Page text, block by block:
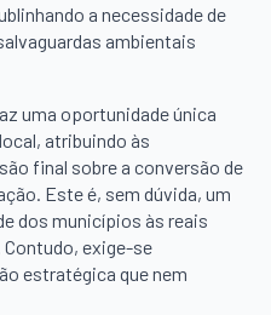
a necessidade de
ambientais
uma oportunidade única
atribuindo às
final sobre a conversão de
Este é, sem dúvida, um
dos municípios às reais
exige-se
estratégica que nem